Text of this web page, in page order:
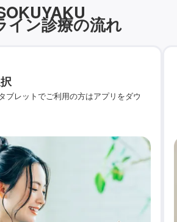
イン診療の流れ
ブレットでご利用の方はアプリをダウ